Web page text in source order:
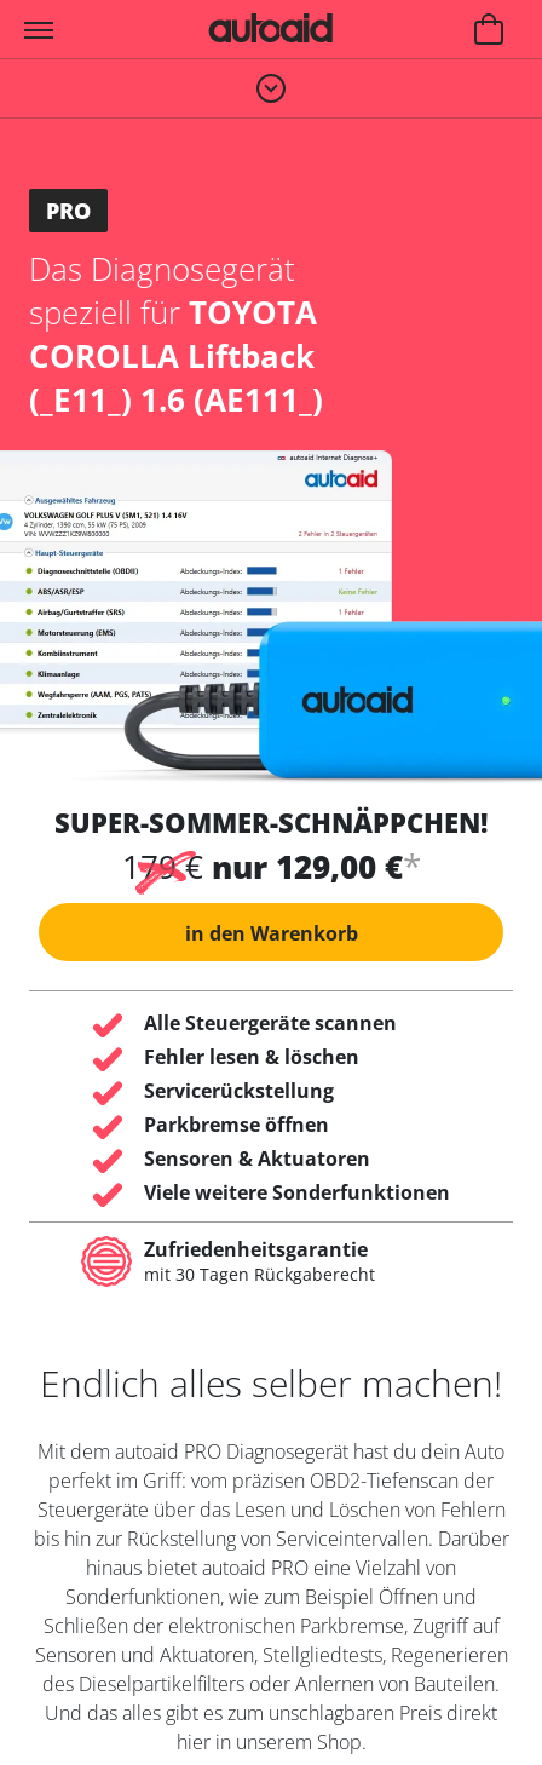
PRO
Das Diagnosegerät
speziell fürTOYOTA
COROLLA Liftback
(_E11_) 1.6 (AE111_)
SUPER-SOMMER-SCHNÄPPCHEN!
179 € nur 129,00 €*
in den Warenkorb
Alle Steuergeräte scannen
Fehler lesen & löschen
Servicerückstellung
Parkbremse öffnen
Sensoren & Aktuatoren
Viele weitere Sonderfunktionen
Zufriedenheitsgarantie
mit 30 Tagen Rückgaberecht
Endlich alles selber machen!
Mit dem autoaid PRO Diagnosegerät hast du dein Auto
perfekt im Griff: vom präzisen OBD2-Tiefenscan der
Steuergeräte über das Lesen und Löschen von Fehlern
bis hin zur Rückstellung von Serviceintervallen. Darüber
hinaus bietet autoaid PRO eine Vielzahl von
Sonderfunktionen, wie zum Beispiel Öffnen und
Schließen der elektronischen Parkbremse, Zugriff auf
Sensoren und Aktuatoren, Stellgliedtests, Regenerieren
des Dieselpartikelfilters oder Anlernen von Bauteilen.
Und das alles gibt es zum unschlagbaren Preis direkt
hier in unserem Shop.